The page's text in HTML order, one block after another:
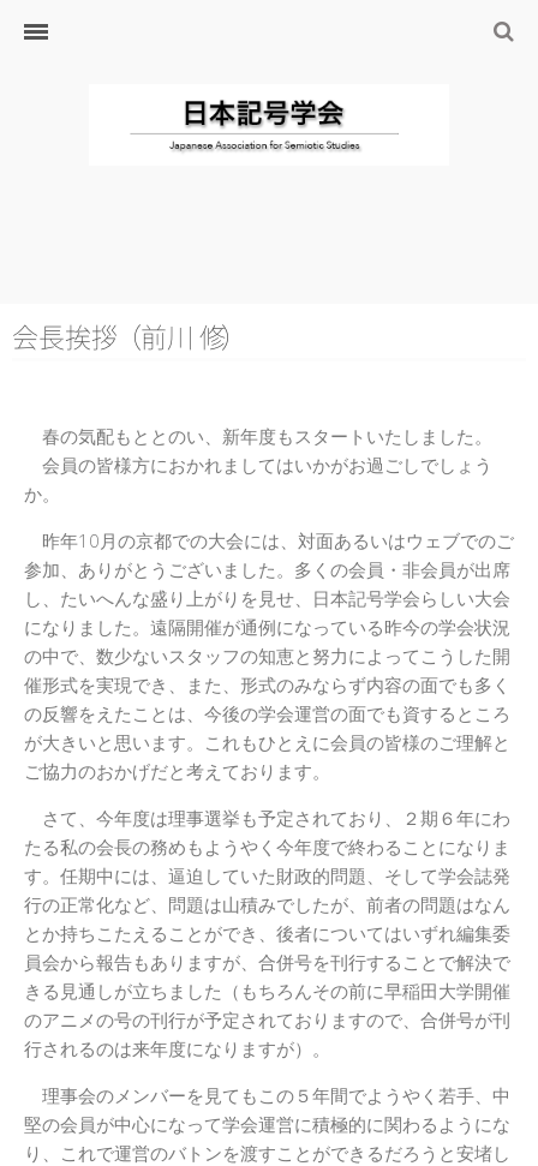
ホーム
学会の沿革
研究発表について
研究会・研究プロジェクト
日本記号学会第46回大会
（2026/7/11・7/12）「パース
記号論のフロンティア」特設ペ
ージ
会長挨拶（前川 修）
春の気配もととのい、新年度もスタートいたしました。
会員の皆様方におかれましてはいかがお過ごしでしょう
か。
昨年10月の京都での大会には、対面あるいはウェブでのご
参加、ありがとうございました。多くの会員・非会員が出席
し、たいへんな盛り上がりを見せ、日本記号学会らしい大会
になりました。遠隔開催が通例になっている昨今の学会状況
の中で、数少ないスタッフの知恵と努力によってこうした開
催形式を実現でき、また、形式のみならず内容の面でも多く
の反響をえたことは、今後の学会運営の面でも資するところ
が大きいと思います。これもひとえに会員の皆様のご理解と
ご協力のおかげだと考えております。
さて、今年度は理事選挙も予定されており、２期６年にわ
たる私の会長の務めもようやく今年度で終わることになりま
す。任期中には、逼迫していた財政的問題、そして学会誌発
行の正常化など、問題は山積みでしたが、前者の問題はなん
とか持ちこたえることができ、後者についてはいずれ編集委
員会から報告もありますが、合併号を刊行することで解決で
きる見通しが立ちました（もちろんその前に早稲田大学開催
のアニメの号の刊行が予定されておりますので、合併号が刊
行されるのは来年度になりますが）。
理事会のメンバーを見てもこの５年間でようやく若手、中
堅の会員が中心になって学会運営に積極的に関わるようにな
り、これで運営のバトンを渡すことができるだろうと安堵し